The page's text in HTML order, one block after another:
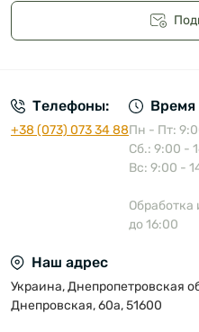
Телефоны:
+38 (073) 073 34 88
Время
Пн - Пт:
Сб.: 9:00 -
Вс: 9:00 -
Обработка
до 16:00
Наш адрес
Украина, Днепропетровская
Днепровская, 60а, 51600